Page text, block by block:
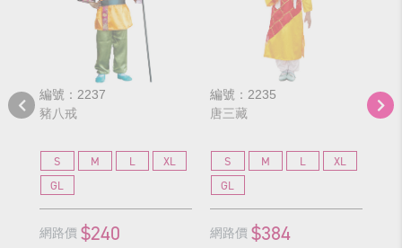
編號：2237
豬八戒
S M L
XL
GL
網路價 $240
編號：2235
唐三藏
S M L
XL
GL
網路價 $384
編
沙